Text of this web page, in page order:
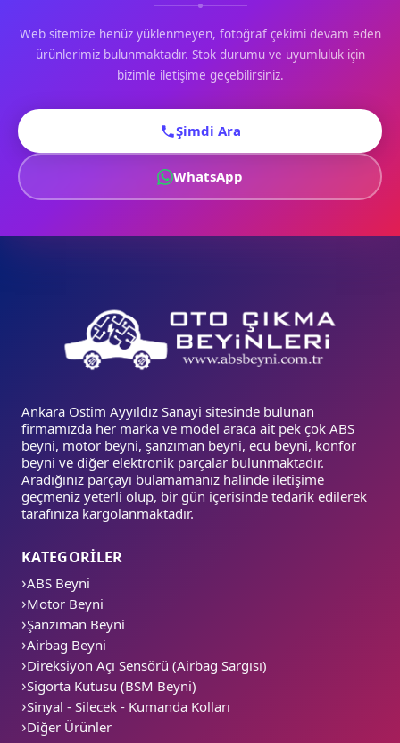
Web sitemize henüz yüklenmeyen, fotoğraf çekimi devam eden
ürünlerimiz bulunmaktadır. Stok durumu ve uyumluluk için
bizimle iletişime geçebilirsiniz.
Şimdi Ara
WhatsApp
Ankara Ostim Ayyıldız Sanayi sitesinde bulunan
firmamızda her marka ve model araca ait pek çok ABS
beyni, motor beyni, şanzıman beyni, ecu beyni, konfor
beyni ve diğer elektronik parçalar bulunmaktadır.
Aradığınız parçayı bulamamanız halinde iletişime
geçmeniz yeterli olup, bir gün içerisinde tedarik edilerek
tarafınıza kargolanmaktadır.
KATEGORİLER
ABS Beyni
Motor Beyni
Şanzıman Beyni
Airbag Beyni
Direksiyon Açı Sensörü (Airbag Sargısı)
Sigorta Kutusu (BSM Beyni)
Sinyal - Silecek - Kumanda Kolları
Diğer Ürünler